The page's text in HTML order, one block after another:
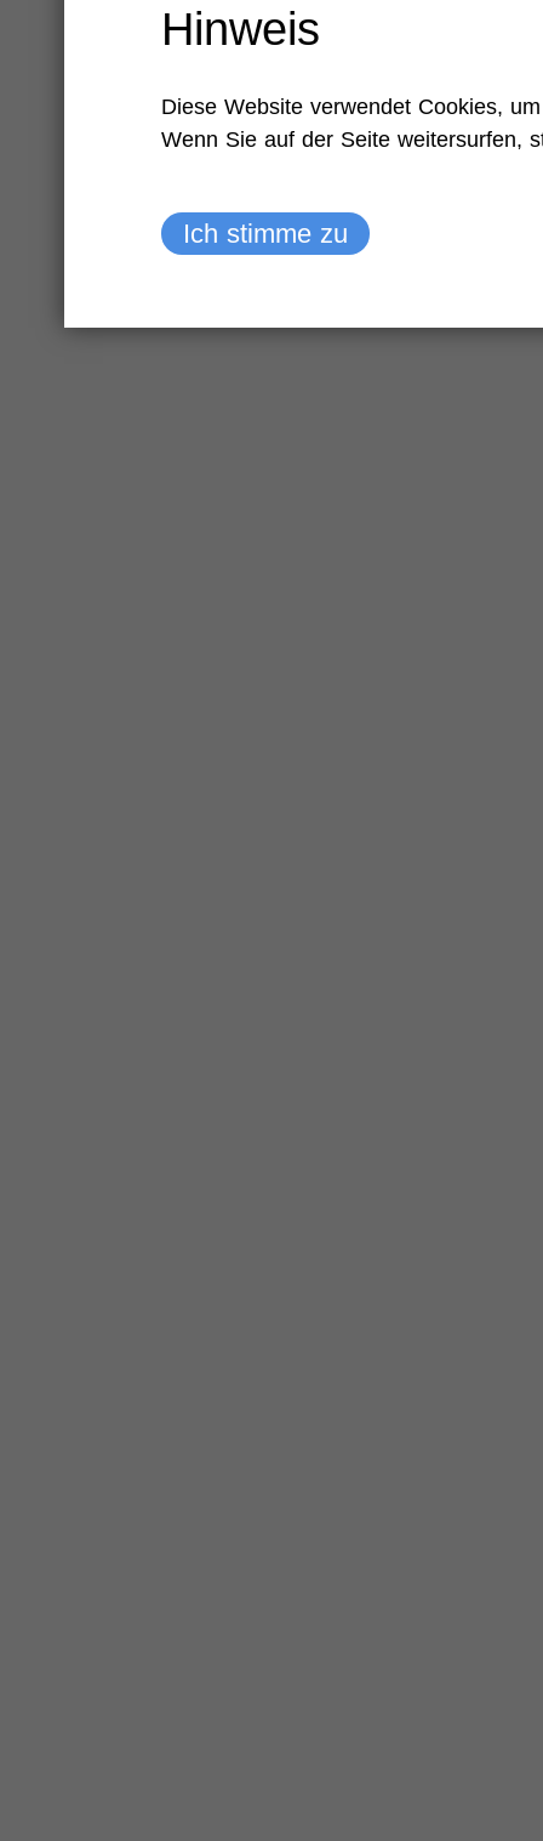
Hinweis
Diese Website verwendet Cookies,
Wenn Sie auf der Seite weitersurfen,
Ich stimme zu